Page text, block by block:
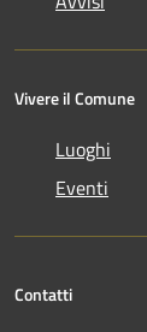
Vivere il Comune
Luoghi
Eventi
Contatti